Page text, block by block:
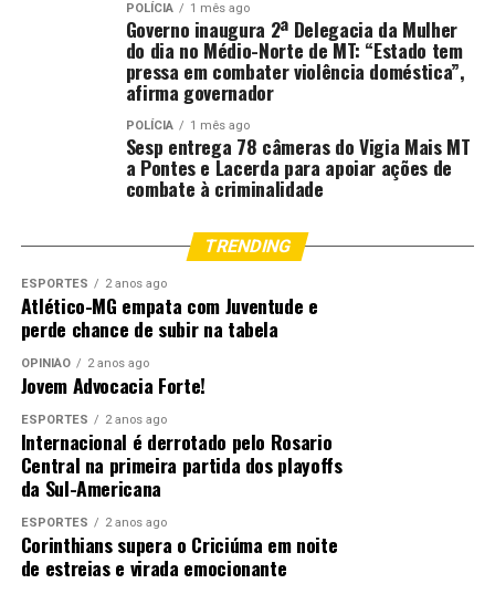
POLÍCIA 1 mês ago
Governo inaugura 2ª Delegacia da Mulher
do dia no Médio-Norte de MT: “Estado tem
pressa em combater violência doméstica”,
afirma governador
POLÍCIA 1 mês ago
Sesp entrega 78 câmeras do Vigia Mais MT
a Pontes e Lacerda para apoiar ações de
combate à criminalidade
TRENDING
ESPORTES 2 anos ago
Atlético-MG empata com Juventude e
perde chance de subir na tabela
OPINIÃO 2 anos ago
Jovem Advocacia Forte!
ESPORTES 2 anos ago
Internacional é derrotado pelo Rosario
Central na primeira partida dos playoffs
da Sul-Americana
ESPORTES 2 anos ago
Corinthians supera o Criciúma em noite
de estreias e virada emocionante